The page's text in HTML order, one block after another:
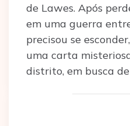
de Lawes. Após
em uma guerra
precisou se
uma carta
distrito, em busca